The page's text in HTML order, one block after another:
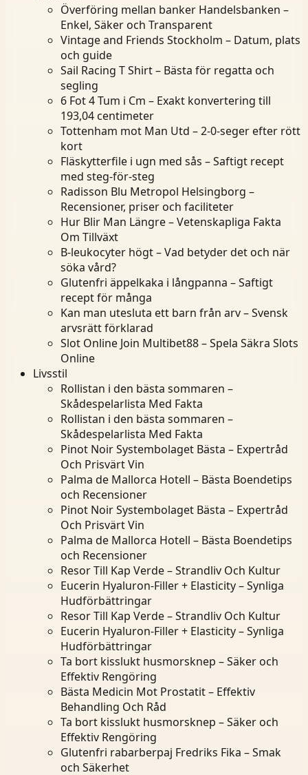
Överföring mellan banker Handelsbanken –
Enkel, Säker och Transparent
Vintage and Friends Stockholm – Datum, plats
och guide
Sail Racing T Shirt – Bästa för regatta och
segling
6 Fot 4 Tum i Cm – Exakt konvertering till
193,04 centimeter
Tottenham mot Man Utd – 2-0-seger efter rött
kort
Fläskytterfile i ugn med sås – Saftigt recept
med steg-för-steg
Radisson Blu Metropol Helsingborg –
Recensioner, priser och faciliteter
Hur Blir Man Längre – Vetenskapliga Fakta
Om Tillväxt
B-leukocyter högt – Vad betyder det och när
söka vård?
Glutenfri äppelkaka i långpanna – Saftigt
recept för många
Kan man utesluta ett barn från arv – Svensk
arvsrätt förklarad
Slot Online Join Multibet88 – Spela Säkra Slots
Online
Livsstil
Rollistan i den bästa sommaren –
Skådespelarlista Med Fakta
Rollistan i den bästa sommaren –
Skådespelarlista Med Fakta
Pinot Noir Systembolaget Bästa – Expertråd
Och Prisvärt Vin
Palma de Mallorca Hotell – Bästa Boendetips
och Recensioner
Pinot Noir Systembolaget Bästa – Expertråd
Och Prisvärt Vin
Palma de Mallorca Hotell – Bästa Boendetips
och Recensioner
Resor Till Kap Verde – Strandliv Och Kultur
Eucerin Hyaluron-Filler + Elasticity – Synliga
Hudförbättringar
Resor Till Kap Verde – Strandliv Och Kultur
Eucerin Hyaluron-Filler + Elasticity – Synliga
Hudförbättringar
Ta bort kisslukt husmorsknep – Säker och
Effektiv Rengöring
Bästa Medicin Mot Prostatit – Effektiv
Behandling Och Råd
Ta bort kisslukt husmorsknep – Säker och
Effektiv Rengöring
Glutenfri rabarberpaj Fredriks Fika – Smak
och Säkerhet